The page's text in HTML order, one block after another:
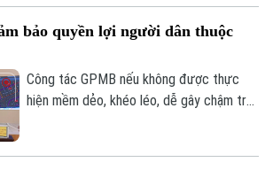
ban hành của Thanh tra Chính phủ về
sau sắp xếp tại thành phố Hà Nội.
bảo quyền lợi người dân thuộc
Công tác GPMB nếu không được thực
hiện mềm dẻo, khéo léo, dễ gây chậm trễ,